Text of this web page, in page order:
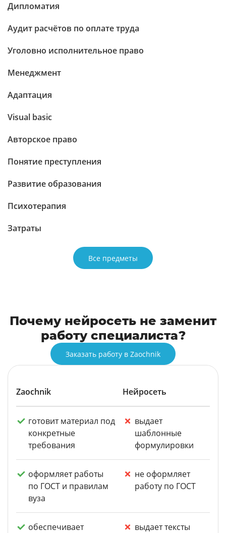
Дипломатия
Аудит расчётов по оплате труда
Уголовно исполнительное право
Менеджмент
Адаптация
Visual basic
Авторское право
Понятие преступления
Развитие образования
Психотерапия
Затраты
Все предметы
Почему нейросеть не заменит
работу специалиста?
Заказать работу в Zaochnik
Zaochnik Нейросеть
готовит материал под
конкретные
требования
выдает
шаблонные
формулировки
оформляет работы
по ГОСТ и правилам
вуза
не оформляет
работу по ГОСТ
обеспечивает
выдает тексты